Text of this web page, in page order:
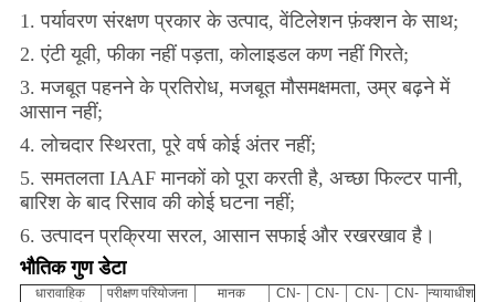
1. पर्यावरण संरक्षण प्रकार के उत्पाद, वेंटिलेशन फ़ंक्शन के साथ;
2. एंटी यूवी, फीका नहीं पड़ता, कोलाइडल कण नहीं गिरते;
3. मजबूत पहनने के प्रतिरोध, मजबूत मौसमक्षमता, उम्र बढ़ने में
आसान नहीं;
4. लोचदार स्थिरता, पूरे वर्ष कोई अंतर नहीं;
5. समतलता IAAF मानकों को पूरा करती है, अच्छा फिल्टर पानी,
बारिश के बाद रिसाव की कोई घटना नहीं;
6. उत्पादन प्रक्रिया सरल, आसान सफाई और रखरखाव है।
भौतिक गुण डेटा
धारावाहिक
परीक्षण परियोजना
मानक
CN-
CN-
CN-
CN- न्यायाधीश